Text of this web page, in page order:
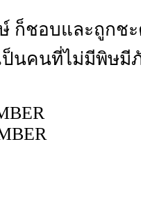
ก็ชอบและถูกช
ป็นคนที่ไม่มีพิษมี